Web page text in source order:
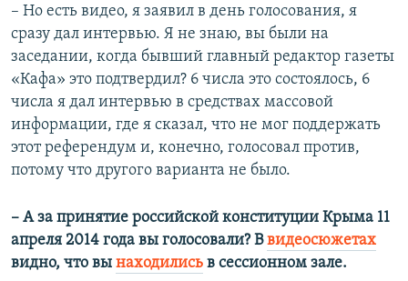
– Но есть видео, я заявил в день голосования, я
сразу дал интервью. Я не знаю, вы были на
заседании, когда бывший главный редактор газеты
«Кафа» это подтвердил? 6 числа это состоялось, 6
числа я дал интервью в средствах массовой
информации, где я сказал, что не мог поддержать
этот референдум и, конечно, голосовал против,
потому что другого варианта не было.
– А за принятие российской конституции Крыма 11
апреля 2014 года вы голосовали? Ввидеосюжетах
видно, что вы находились в сессионном зале.